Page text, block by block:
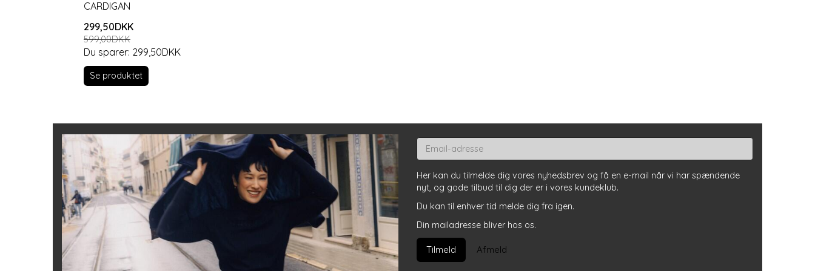
CARDIGAN
299,50DKK
599,00DKK
Du sparer: 299,50DKK
Se produktet
Email-
adresse
Her kan du tilmelde dig vores nyhedsbrev og få en e-mail når vi har spændende
nyt, og gode tilbud til dig der er i vores kundeklub.
Du kan til enhver tid melde dig fra igen.
Din mailadresse bliver hos os.
Tilmeld Afmeld